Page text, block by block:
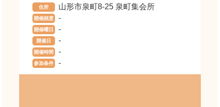
住所 山形市泉町8-25 泉町集会所
開催頻度 -
開催曜日 -
開催日 -
開催時間 -
参加条件 -